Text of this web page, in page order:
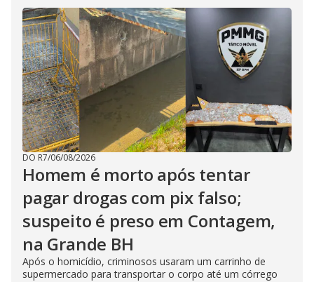
DO R7/06/08/2026
Homem é morto após tentar
pagar drogas com pix falso;
suspeito é preso em Contagem,
na Grande BH
Após o homicídio, criminosos usaram um carrinho de
supermercado para transportar o corpo até um córrego